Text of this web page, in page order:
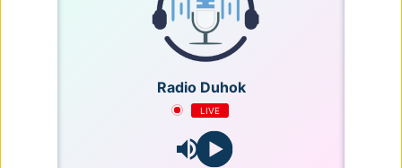
Radio Duhok
LIVE